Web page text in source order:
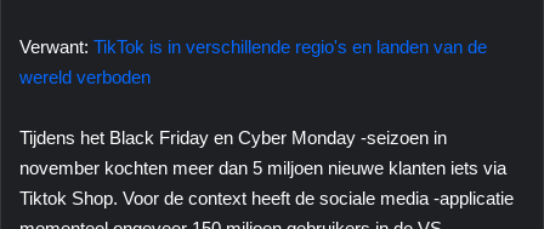
Verwant: TikTok is in verschillende regio's en landen van de
wereld verboden
Tijdens het Black Friday en Cyber ​​Monday -seizoen in
november kochten meer dan 5 miljoen nieuwe klanten iets via
Tiktok Shop. Voor de context heeft de sociale media -applicatie